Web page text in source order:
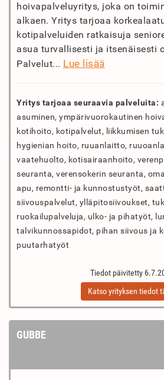
hoivapalveluyritys, joka on
alkaen. Yritys tarjoaa
kotipalveluiden ratkaisuja
asua turvallisesti ja itsenäisesti
Palvelut... Lue lisää
Yritys tarjoaa seuraavia palveluita:
asuminen, ympärivuorokautinen
kotihoito, kotipalvelut, liikkumisen
hygienian hoito, ruuanlaitto,
vaatehuolto, kotisairaanhoito,
seuranta, verensokerin seuranta,
apu, remontti- ja kunnostustyöt,
siivouspalvelut, ylläpitosiivoukset,
ruokailupalveluja, ulko- ja pihatyöt,
talvikunnossapidot, pihan siivous ja
puutarhatyöt
Tiedot päivitetty
Katso yrityksen tiedot
GUBBE